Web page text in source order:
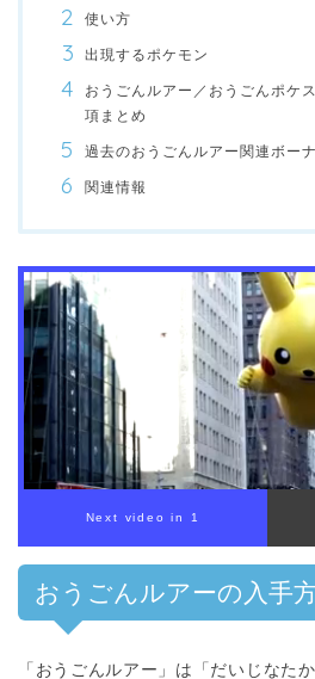
使い方
出現するポケモン
おうごんルアー／おうごんポケ
項まとめ
過去のおうごんルアー関連ボー
関連情報
00:00 /01:00
おうごんルアーの入手
「おうごんルアー」は「だいじなた